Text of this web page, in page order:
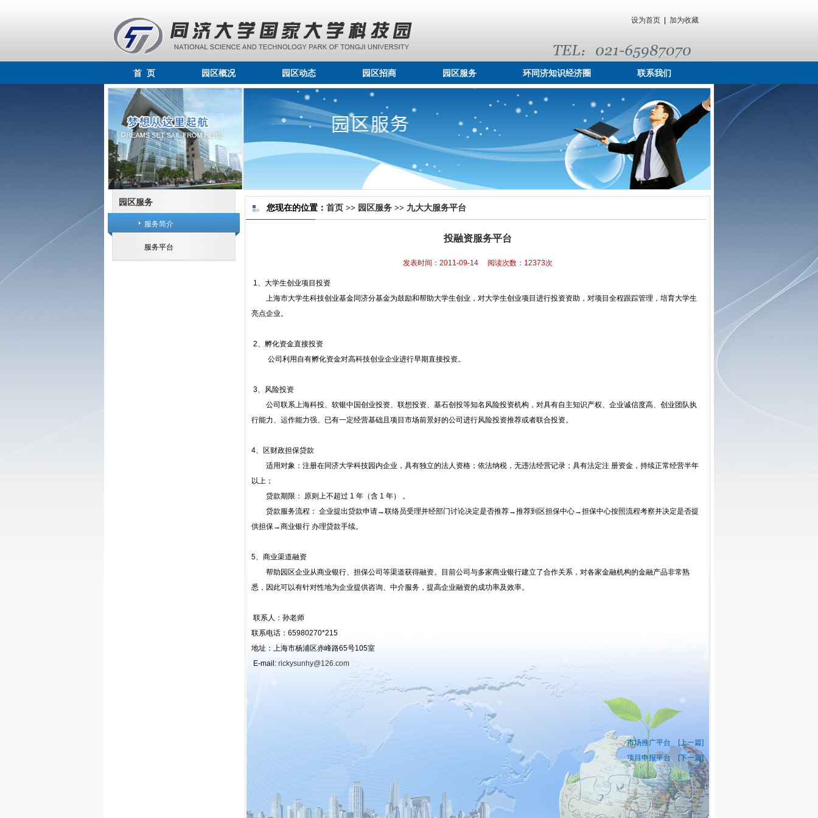
设为首页 加为收藏
首 页 园区概况 园区动态 园区招商 园区服务 环同济知识经济圈 联系我们
园区服务
服务简介
服务平台
您现在的位置： 首页 >> 园区服务 >> 九大大服务平台
投融资服务平台
发表时间：2011-09-14 阅读次数：12373次
1、大学生创业项目投资
上海市大学生科技创业基金同济分基金为鼓励和帮助大学生创业，对大学生创业项目进行投资资助，对项目全程跟踪管理，培育大学生
亮点企业。
2、孵化资金直接投资
公司利用自有孵化资金对高科技创业企业进行早期直接投资。
3、风险投资
公司联系上海科投、软银中国创业投资、联想投资、基石创投等知名风险投资机构，对具有自主知识产权、企业诚信度高、创业团队执
行能力、运作能力强、已有一定经营基础且项目市场前景好的公司进行风险投资推荐或者联合投资。
4、区财政担保贷款
适用对象：注册在同济大学科技园内企业，具有独立的法人资格；依法纳税，无违法经营记录；具有法定注 册资金，持续正常经营半年
以上；
贷款期限： 原则上不超过 1 年（含 1 年） 。
贷款服务流程： 企业提出贷款申请→联络员受理并经部门讨论决定是否推荐→推荐到区担保中心→担保中心按照流程考察并决定是否提
供担保→商业银行 办理贷款手续。
5、商业渠道融资
帮助园区企业从商业银行、担保公司等渠道获得融资。目前公司与多家商业银行建立了合作关系，对各家金融机构的金融产品非常熟
悉，因此可以有针对性地为企业提供咨询、中介服务，提高企业融资的成功率及效率。
联系人：孙老师
联系电话：65980270*215
地址：上海市杨浦区赤峰路65号105室
E-mail: rickysunhy@126.com
市场推广平台 [上一篇]
项目申报平台 [下一篇]